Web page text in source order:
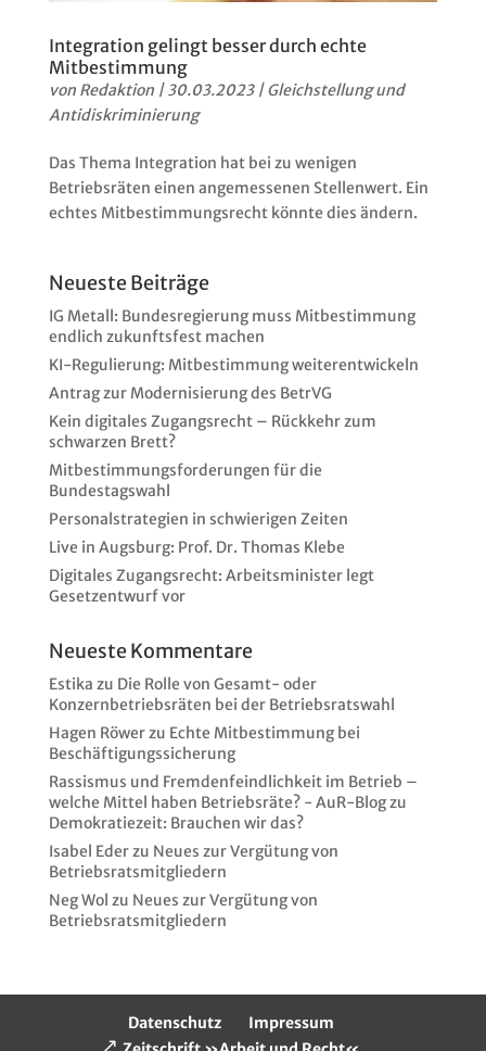
Integration gelingt besser durch echte
Mitbestimmung
von Redaktion|30.03.2023|Gleichstellung und
Antidiskriminierung
Das Thema Integration hat bei zu wenigen
Betriebsräten einen angemessenen Stellenwert. Ein
echtes Mitbestimmungsrecht könnte dies ändern.
Neueste Beiträge
IG Metall: Bundesregierung muss Mitbestimmung
endlich zukunftsfest machen
KI-Regulierung: Mitbestimmung weiterentwickeln
Antrag zur Modernisierung des BetrVG
Kein digitales Zugangsrecht – Rückkehr zum
schwarzen Brett?
Mitbestimmungsforderungen für die
Bundestagswahl
Personalstrategien in schwierigen Zeiten
Live in Augsburg: Prof. Dr. Thomas Klebe
Digitales Zugangsrecht: Arbeitsminister legt
Gesetzentwurf vor
Neueste Kommentare
Estika zu Die Rolle von Gesamt- oder
Konzernbetriebsräten bei der Betriebsratswahl
Hagen Röwerzu Echte Mitbestimmung bei
Beschäftigungssicherung
Rassismus und Fremdenfeindlichkeit im Betrieb –
welche Mittel haben Betriebsräte? - AuR-Blogzu
Demokratiezeit: Brauchen wir das?
Isabel Ederzu Neues zur Vergütung von
Betriebsratsmitgliedern
Neg Wol zu Neues zur Vergütung von
Betriebsratsmitgliedern
Datenschutz
Impressum